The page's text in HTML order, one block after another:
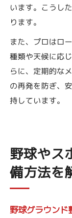
います。こうし
ります。
また、プロはロ
種類や天候に応
らに、定期的な
の再発を防ぎ、
持しています。
野球やス
備方法を
野球グラウンド